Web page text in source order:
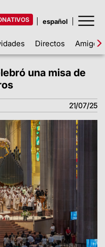
Directos Amigos
una misa de
21/07/25